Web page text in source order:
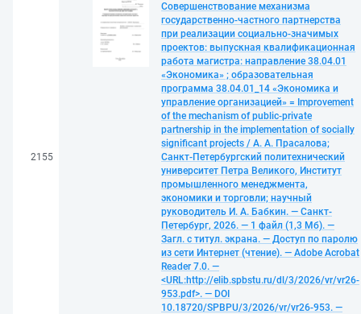
2155
Совершенствование механизма
государственно-частного партнерства
при реализации социально-значимых
проектов: выпускная квалификационная
работа магистра: направление 38.04.01
«Экономика» ; образовательная
программа 38.04.01_14 «Экономика и
управление организацией» = Improvement
of the mechanism of public-private
partnership in the implementation of socially
significant projects / А. А. Прасалова;
Санкт-Петербургский политехнический
университет Петра Великого, Институт
промышленного менеджмента,
экономики и торговли; научный
руководитель И. А. Бабкин. — Санкт-
Петербург, 2026. — 1 файл (1,3 Мб). —
Загл. с титул. экрана. — Доступ по паролю
из сети Интернет (чтение). — Adobe Acrobat
Reader 7.0. —
<URL:http://elib.spbstu.ru/dl/3/2026/vr/vr26-
953.pdf>. — DOI
10.18720/SPBPU/3/2026/vr/vr26-953. —